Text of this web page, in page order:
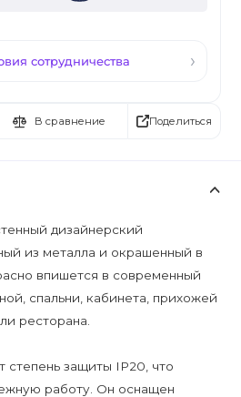
сотрудничества
В сравнение Поделиться
дизайнерский
из металла и окрашенный в
впишется в современный
спальни, кабинета, прихожей
ресторана.
степень защиты IP20, что
работу. Он оснащен